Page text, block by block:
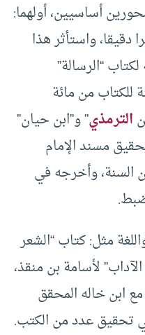
أساسيين، أولهما:
دقيقا، واستأثر هذا
“الرسالة”
من مائة
الترمذي” و”ابن حيان”
مسند الإمام
السنة، وأخرجه في
مثل: كتاب “الشعر
لأسامة بن منقذ،
ابن خاله المحقق
تحقيق عدد من الكتب.